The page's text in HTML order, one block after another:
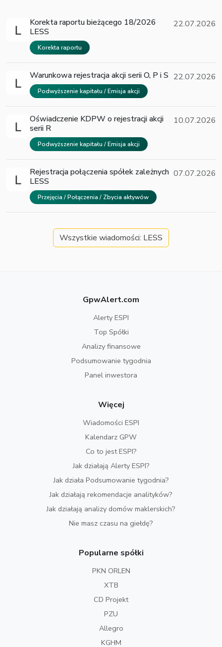
Korekta raportu bieżącego 18/2026
LESS
Korekta raportu
22.07.2026
Warunkowa rejestracja akcji serii O, P i S
Podwyższenie kapitału / Emisja akcji
22.07.2026
Oświadczenie KDPW o rejestracji akcji
serii R
Podwyższenie kapitału / Emisja akcji
10.07.2026
Rejestracja połączenia spółek zależnych
LESS
Przejęcia / Połączenia / Zbycia aktywów
07.07.2026
Wszystkie wiadomości: LESS
GpwAlert.com
Alerty ESPI
Top Spółki
Analizy finansowe
Podsumowanie tygodnia
Panel inwestora
Więcej
Wiadomości ESPI
Kalendarz GPW
Co to jest ESPI?
Jak działają Alerty ESPI?
Jak działa Podsumowanie tygodnia?
Jak działają rekomendacje analityków?
Jak działają analizy domów maklerskich?
Nie masz czasu na giełdę?
Popularne spółki
PKN ORLEN
XTB
CD Projekt
PZU
Allegro
KGHM